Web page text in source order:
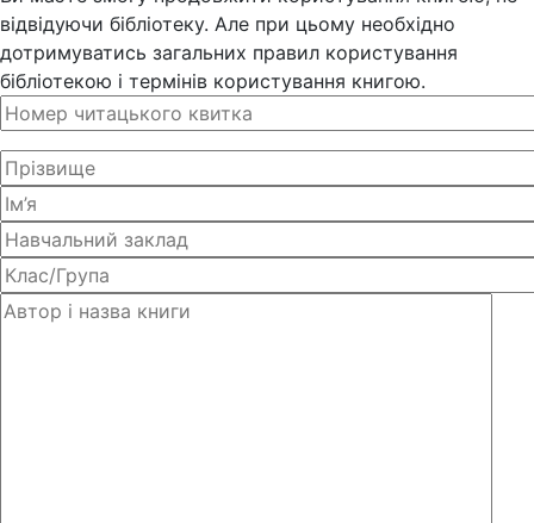
відвідуючи бібліотеку. Але при цьому необхідно
дотримуватись загальних правил користування
бібліотекою і термінів користування книгою.